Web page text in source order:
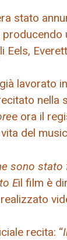
stato
Eels,
lavorato
nella
e ora il
del
sono stato
Eil film è
recita: “